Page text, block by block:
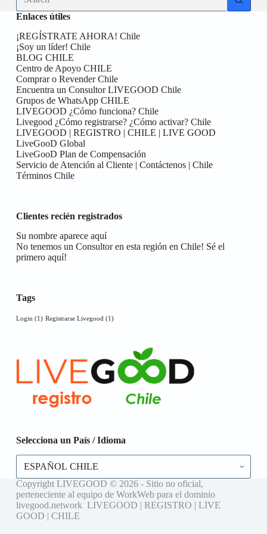
results
Enlaces útiles
¡REGÍSTRATE AHORA! Chile
¡Soy un líder! Chile
BLOG CHILE
Centro de Apoyo CHILE
Comprar o Revender Chile
Encuentra un Consultor LIVEGOOD Chile
Grupos de WhatsApp CHILE
LIVEGOOD ¿Cómo funciona? Chile
Livegood ¿Cómo registrarse? ¿Cómo activar? Chile
LIVEGOOD | REGISTRO | CHILE | LIVE GOOD
LiveGooD Global
LiveGooD Plan de Compensación
Servicio de Atención al Cliente | Contáctenos | Chile
Términos Chile
Clientes recién registrados
Su nombre aparece aquí
No tenemos un Consultor en esta región en Chile! Sé el
primero aquí!
Tags
Login (1) Registrarse Livegood (1)
Selecciona un País / Idioma
Selecciona
un
País
/
Idioma
Copyright LIVEGOOD © 2026 - Sitio no oficial,
perteneciente al equipo de WorkWeb para el dominio
livegood.network LIVEGOOD | REGISTRO | LIVE
GOOD | CHILE